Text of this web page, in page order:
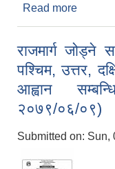
Read more
राजमार्ग जोड्ने
पश्चिम, उत्तर,
आह्वान
२०७९/०६/०९)
Submitted on: Sun,